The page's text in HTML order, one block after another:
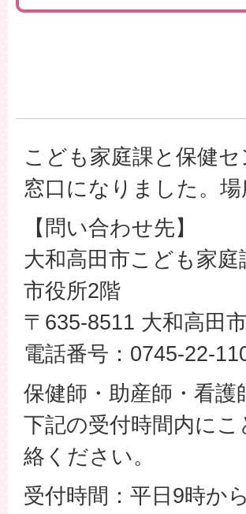
こども家庭課と保健
窓口になりました。
【問い合わせ先】
大和高田市こども家
市役所2階
〒635-8511 大和高田
電話番号：0745-22-
保健師・助産師・看
下記の受付時間内に
絡ください。
受付時間：平日9時か